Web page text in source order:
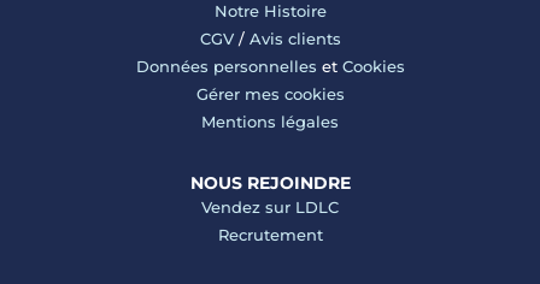
Notre Histoire
CGV/ Avis clients
Données personnelles et Cookies
Gérer mes cookies
Mentions légales
NOUS REJOINDRE
Vendez sur LDLC
Recrutement